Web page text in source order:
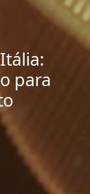
para